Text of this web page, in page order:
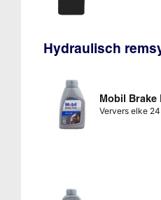
Hydraulisch
Mobil Brake
Ververs elke